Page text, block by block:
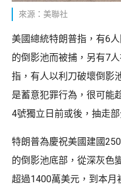
來源：美聯社
美國總統特朗普指，有6
的倒影池而被捕，另有7
指，有人以利刀破壞倒影
是蓄意犯罪行為，很可能
4號獨立日前或後，抽走
特朗普為慶祝美國建國
的倒影池底部，從深灰色
超過1400萬美元，到本